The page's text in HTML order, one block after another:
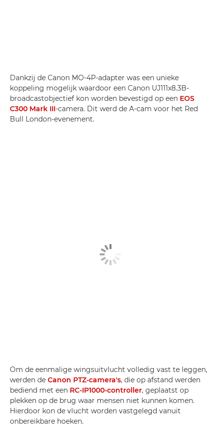
Dankzij de Canon MO-4P-adapter was een unieke
koppeling mogelijk waardoor een Canon UJ111x8.3B-
broadcastobjectief kon worden bevestigd op een EOS
C300 Mark III-camera. Dit werd de A-cam voor het Red
Bull London-evenement.
Om de eenmalige wingsuitvlucht volledig vast te leggen,
werden de Canon PTZ-camera's, die op afstand werden
bediend met een RC-IP1000-controller, geplaatst op
plekken op de brug waar mensen niet kunnen komen.
Hierdoor kon de vlucht worden vastgelegd vanuit
onbereikbare hoeken.